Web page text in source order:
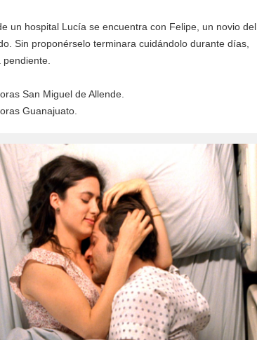
un hospital Lucía se encuentra con Felipe, un novio del
Sin proponérselo terminara cuidándolo durante días,
pendiente.
San Miguel de Allende.
Guanajuato.